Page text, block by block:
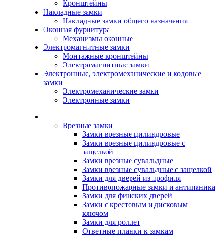
Кронштейны
Накладные замки
Накладные замки общего назначения
Оконная фурнитура
Механизмы оконные
Электромагнитные замки
Монтажные кронштейны
Электромагнитные замки
Электронные, электромеханические и кодовые
замки
Электромеханические замки
Электронные замки
Врезные замки
Замки врезные цилиндровые
Замки врезные цилиндровые с
защелкой
Замки врезные сувальдные
Замки врезные сувальдные с защелкой
Замки для дверей из профиля
Противопожарные замки и антипаника
Замки для финских дверей
Замки с крестовым и дисковым
ключом
Замки для роллет
Ответные планки к замкам